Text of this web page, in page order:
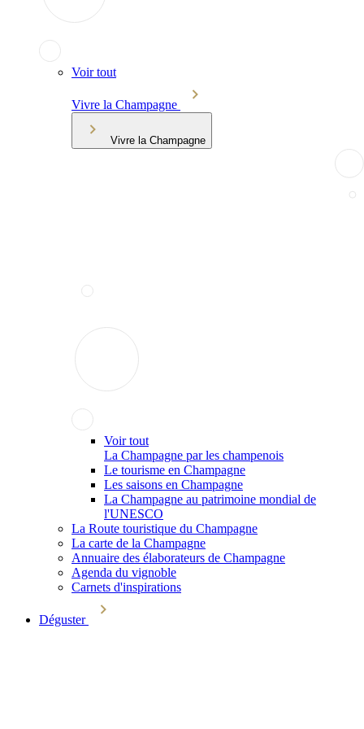
Voir tout
Vivre la Champagne
Vivre la Champagne
Voir tout
La Champagne par les champenois
Le tourisme en Champagne
Les saisons en Champagne
La Champagne au patrimoine mondial de
l'UNESCO
La Route touristique du Champagne
La carte de la Champagne
Annuaire des élaborateurs de Champagne
Agenda du vignoble
Carnets d'inspirations
Déguster